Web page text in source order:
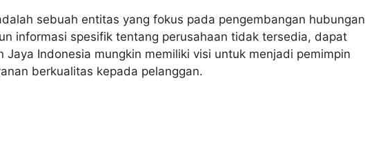
sebuah entitas yang fokus pada pengembangan hubungan
informasi spesifik tentang perusahaan tidak tersedia, dapat
Indonesia mungkin memiliki visi untuk menjadi pemimpin
berkualitas kepada pelanggan.